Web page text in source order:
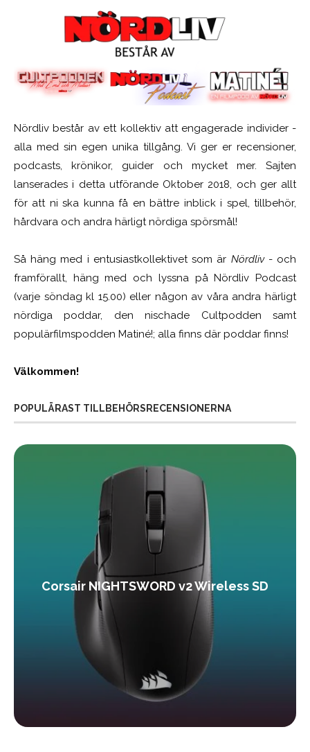
Nördliv består av ett kollektiv att engagerade individer -
alla med sin egen unika tillgång. Vi ger er recensioner,
podcasts, krönikor, guider och mycket mer. Sajten
lanserades i detta utförande Oktober 2018, och ger allt
för att ni ska kunna få en bättre inblick i spel, tillbehör,
hårdvara och andra härligt nördiga spörsmål!
Så häng med i entusiastkollektivet som är Nördliv- och
framförallt, häng med och lyssna på Nördliv Podcast
(varje söndag kl 15.00) eller någon av våra andra härligt
nördiga poddar, den nischade Cultpodden samt
populärfilmspodden Matiné!; alla finns där poddar finns!
Välkommen!
POPULÄRAST TILLBEHÖRSRECENSIONERNA
Corsair NIGHTSWORD v2 Wireless SD